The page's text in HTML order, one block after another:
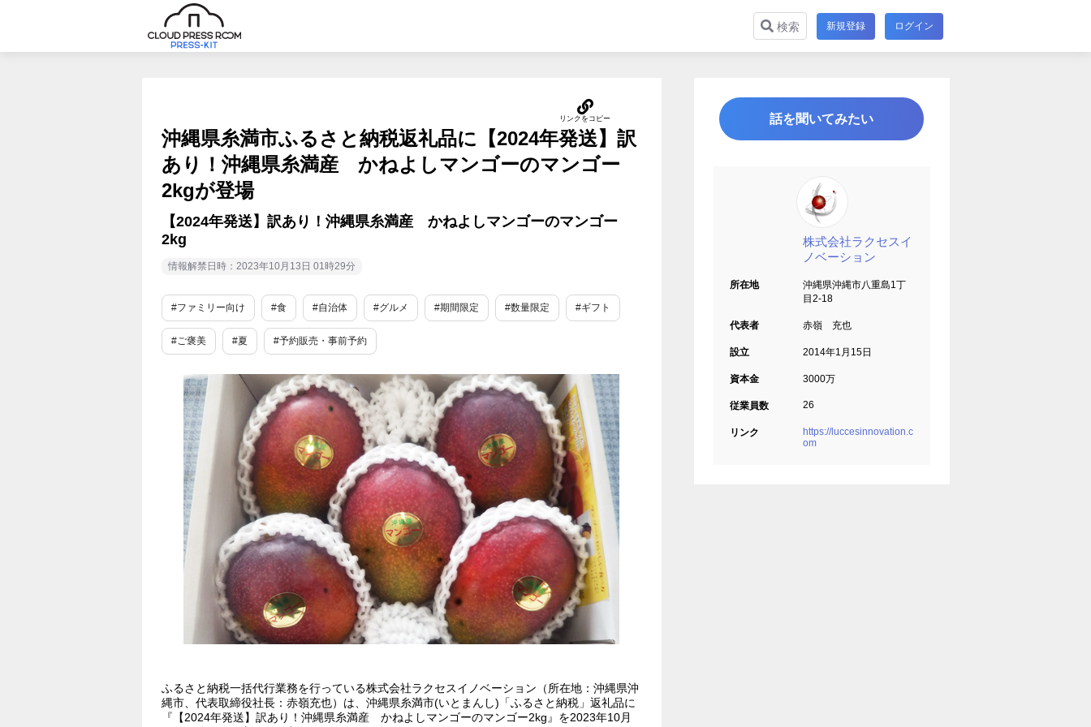
検索 新規登録 ログイン
沖縄県糸満市ふるさと納税返礼品に【2024年発送】訳
あり！沖縄県糸満産 かねよしマンゴーのマンゴー
2kgが登場
【2024年発送】訳あり！沖縄県糸満産 かねよしマンゴーのマンゴー
2kg
情報解禁日時：2023年10月13日 01時29分
#ファミリー向け #食 #自治体 #グルメ #期間限定 #数量限定 #ギフト
#ご褒美 #夏 #予約販売・事前予約
ふるさと納税一括代行業務を行っている株式会社ラクセスイノベーション（所在地：沖縄県沖
縄市、代表取締役社長：赤嶺充也）は、沖縄県糸満市(いとまんし)「ふるさと納税」返礼品に
『【2024年発送】訳あり！沖縄県糸満産 かねよしマンゴーのマンゴー2kg』を2023年10月
話を聞いてみたい
株式会社ラクセスイ
ノベーション
所在地
沖縄県沖縄市八重島1丁
目2-18
代表者 赤嶺 充也
設立 2014年1月15日
資本金 3000万
従業員数 26
リンク
https://luccesinnovation.c
om